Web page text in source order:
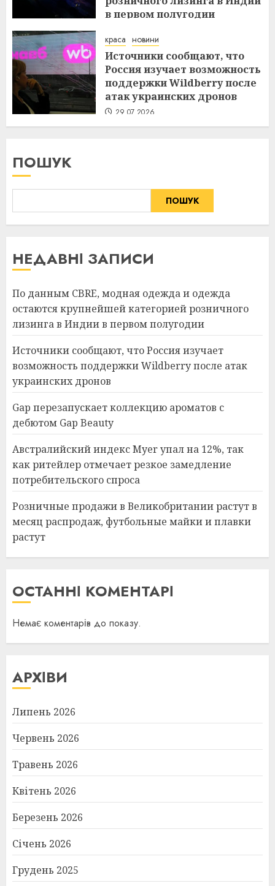
в первом полугодии
краса новини
Источники сообщают, что
Россия изучает возможность
поддержки Wildberry после
атак украинских дронов
29.07.2026
ПОШУК
ПОШУК
НЕДАВНІ ЗАПИСИ
По данным CBRE, модная одежда и одежда
остаются крупнейшей категорией розничного
лизинга в Индии в первом полугодии
Источники сообщают, что Россия изучает
возможность поддержки Wildberry после атак
украинских дронов
Gap перезапускает коллекцию ароматов с
дебютом Gap Beauty
Австралийский индекс Myer упал на 12%, так
как ритейлер отмечает резкое замедление
потребительского спроса
Розничные продажи в Великобритании растут в
месяц распродаж, футбольные майки и плавки
растут
ОСТАННІ КОМЕНТАРІ
Немає коментарів до показу.
АРХІВИ
Липень 2026
Червень 2026
Травень 2026
Квітень 2026
Березень 2026
Січень 2026
Грудень 2025